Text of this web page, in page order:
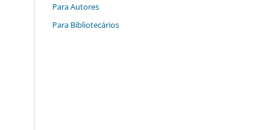
Para Autores
Para Bibliotecários